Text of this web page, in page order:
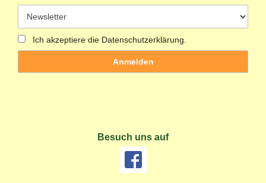
Ich akzeptiere die Datenschutzerklärung.
Besuch uns auf